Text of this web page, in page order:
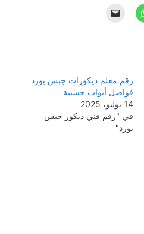
رقم معلم ديكورات جبس بورد
فواصل أبواب خشبية
14 يوليو، 2025
في "رقم فني ديكور جبس
بورد"